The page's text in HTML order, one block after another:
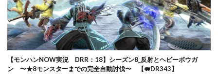
【モンハンNOW実況 DRR：18】シーズン8_反射とヘビーボウガ
ン 〜★8モンスターまでの完全自動討伐〜 【🐖DR343】